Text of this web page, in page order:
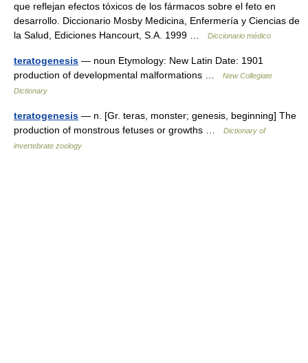
que reflejan efectos tóxicos de los fármacos sobre el feto en
desarrollo. Diccionario Mosby Medicina, Enfermería y Ciencias de
la Salud, Ediciones Hancourt, S.A. 1999 …
Diccionario médico
teratogenesis — noun Etymology: New Latin Date: 1901
production of developmental malformations …
New Collegiate
Dictionary
teratogenesis — n. [Gr. teras, monster; genesis, beginning] The
production of monstrous fetuses or growths …
Dictionary of
invertebrate zoology